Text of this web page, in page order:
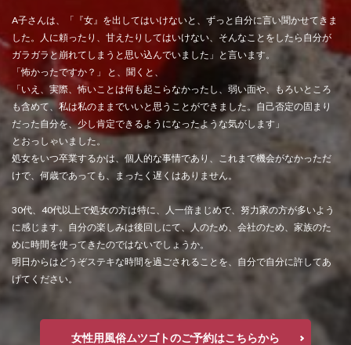
A子さんは、「『女』を出してはいけないと、ずっと自分に言い聞かせてきま
した。人に頼ったり、甘えたりしてはいけない、そんなことをしたら自分が
ガラガラと崩れてしまうと思い込んでいました」と言います。
「怖かったですか？」 と、聞くと、
「いえ、実際、怖いことは何も起こらなかったし、弱い面や、もろいところ
も含めて、私は私のままでいいと思うことができました。自己否定の固まり
だった自分を、少し肯定できるようになったような気がします」
とおっしゃいました。
処女をいつ卒業するかは、個人的な事情であり、これまで機会がなかっただ
けで、何歳であっても、まったく遅くはありません。
30代、40代以上で処女の方は特に、人一倍まじめで、努力家の方が多いよう
に感じます。自分の楽しみは後回しにて、人のため、会社のため、家族のた
めに時間を使ってきたのではないでしょうか。
明日からはどうぞステキな時間を過ごされることを、自分で自分に許してあ
げてください。
女性用風俗ムツゴトのご予約はこちらから